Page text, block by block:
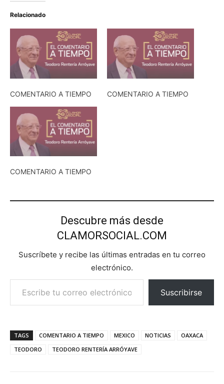
Relacionado
COMENTARIO A TIEMPO COMENTARIO A TIEMPO
COMENTARIO A TIEMPO
Descubre más desde
CLAMORSOCIAL.COM
Suscríbete y recibe las últimas entradas en tu correo
electrónico.
Escribe tu correo electrónico…
Suscribirse
TAGS COMENTARIO A TIEMPO MEXICO NOTICIAS
OAXACA
TEODORO
TEODORO RENTERÍA ARRÓYAVE